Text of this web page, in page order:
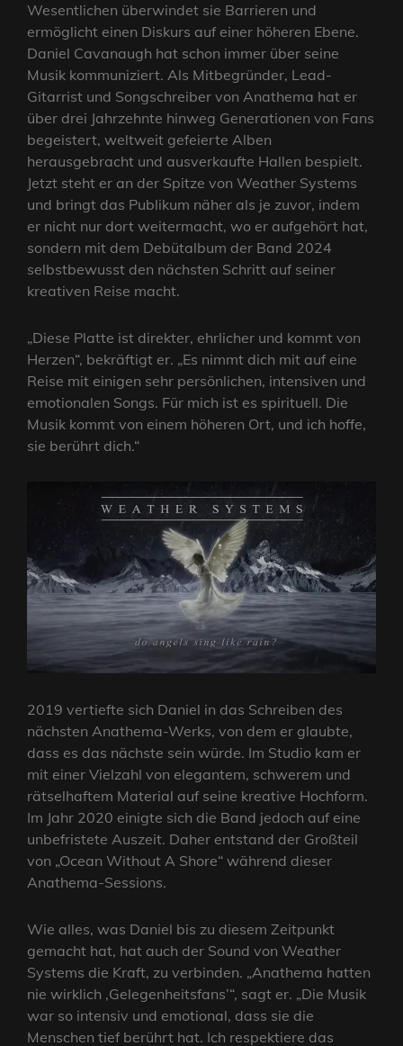
Wesentlichen überwindet sie Barrieren und
ermöglicht einen Diskurs auf einer höheren Ebene.
Daniel Cavanaugh hat schon immer über seine
Musik kommuniziert. Als Mitbegründer, Lead-
Gitarrist und Songschreiber von Anathema hat er
über drei Jahrzehnte hinweg Generationen von Fans
begeistert, weltweit gefeierte Alben
herausgebracht und ausverkaufte Hallen bespielt.
Jetzt steht er an der Spitze von Weather Systems
und bringt das Publikum näher als je zuvor, indem
er nicht nur dort weitermacht, wo er aufgehört hat,
sondern mit dem Debütalbum der Band 2024
selbstbewusst den nächsten Schritt auf seiner
kreativen Reise macht.
„Diese Platte ist direkter, ehrlicher und kommt von
Herzen“, bekräftigt er. „Es nimmt dich mit auf eine
Reise mit einigen sehr persönlichen, intensiven und
emotionalen Songs. Für mich ist es spirituell. Die
Musik kommt von einem höheren Ort, und ich hoffe,
sie berührt dich.“
2019 vertiefte sich Daniel in das Schreiben des
nächsten Anathema-Werks, von dem er glaubte,
dass es das nächste sein würde. Im Studio kam er
mit einer Vielzahl von elegantem, schwerem und
rätselhaftem Material auf seine kreative Hochform.
Im Jahr 2020 einigte sich die Band jedoch auf eine
unbefristete Auszeit. Daher entstand der Großteil
von „Ocean Without A Shore“ während dieser
Anathema-Sessions.
Wie alles, was Daniel bis zu diesem Zeitpunkt
gemacht hat, hat auch der Sound von Weather
Systems die Kraft, zu verbinden. „Anathema hatten
nie wirklich ‚Gelegenheitsfans’“, sagt er. „Die Musik
war so intensiv und emotional, dass sie die
Menschen tief berührt hat. Ich respektiere das